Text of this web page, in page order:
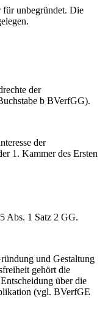
für unbegründet. Die
der
b BVerfGG).
der
1. Kammer des Ersten
Abs. 1 Satz 2 GG.
und Gestaltung
gehört die
über die
(vgl. BVerfGE